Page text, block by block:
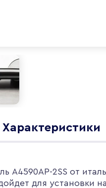
Характеристики
A4590AP-2SS от
для установки